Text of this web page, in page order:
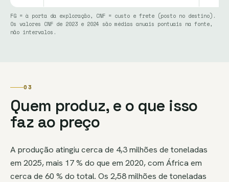
FG = à porta da exploração, CNF = custo e frete (posto no destino).
Os valores CNF de 2023 e 2024 são médias anuais pontuais na fonte,
não intervalos.
03
Quem produz, e o que isso
faz ao preço
A produção atingiu cerca de 4,3 milhões de toneladas
em 2025, mais 17 % do que em 2020, com África em
cerca de 60 % do total. Os 2,58 milhões de toneladas